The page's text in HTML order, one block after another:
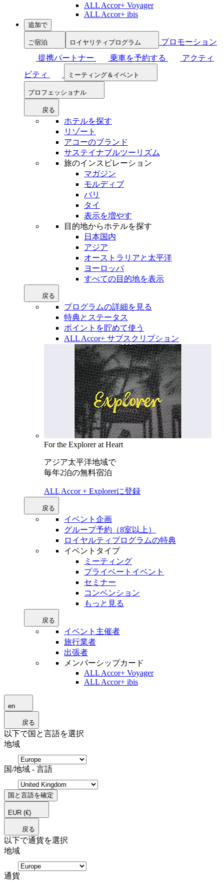
ALL Accor+ Voyager
ALL Accor+ ibis
追加で
ご宿泊 ロイヤリティプログラム
プロモーション
提携パートナー
乗車を予約する
アクティ
ビティ
ミーティング＆イベント
プロフェッショナル
戻る
ホテルを探す
リゾート
アコーのブランド
サステイナブルツーリズム
旅のインスピレーション
マガジン
モルディブ
バリ
タイ
表示を増やす
目的地からホテルを探す
日本国内
アジア
オーストラリアと太平洋
ヨーロッパ
すべての目的地を表示
戻る
プログラムの詳細を見る
特典とステータス
ポイントを貯めて使う
ALL Accor+ サブスクリプション
For the Explorer at Heart
アジア太平洋地域で
毎年2泊の無料宿泊
ALL Accor + Explorerに登録
戻る
イベント企画
グループ予約（8室以上）
ロイヤルティプログラムの特典
イベントタイプ
ミーティング
プライベートイベント
セミナー
コンベンション
もっと見る
戻る
イベント主催者
旅行業者
出張者
メンバーシップカード
ALL Accor+ Voyager
ALL Accor+ ibis
en
戻る
以下で国と言語を選択
地域
国/地域 - 言語
国と言語を確定
EUR (€)
戻る
以下で通貨を選択
地域
通貨